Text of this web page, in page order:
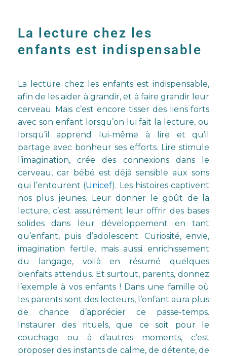
La lecture chez les
enfants est indispensable
La lecture chez les enfants est indispensable,
afin de les aider à grandir, et à faire grandir leur
cerveau. Mais c’est encore tisser des liens forts
avec son enfant lorsqu’on lui fait la lecture, ou
lorsqu’il apprend lui-même à lire et qu’il
partage avec bonheur ses efforts. Lire stimule
l’imagination, crée des connexions dans le
cerveau, car bébé est déjà sensible aux sons
qui l’entourent (Unicef). Les histoires captivent
nos plus jeunes. Leur donner le goût de la
lecture, c’est assurément leur offrir des bases
solides dans leur développement en tant
qu’enfant, puis d’adolescent. Curiosité, envie,
imagination fertile, mais aussi enrichissement
du langage, voilà en résumé quelques
bienfaits attendus. Et surtout, parents, donnez
l’exemple à vos enfants ! Dans une famille où
les parents sont des lecteurs, l’enfant aura plus
de chance d’apprécier ce passe-temps.
Instaurer des rituels, que ce soit pour le
couchage ou à d’autres moments, c’est
proposer des instants de calme, de détente, de